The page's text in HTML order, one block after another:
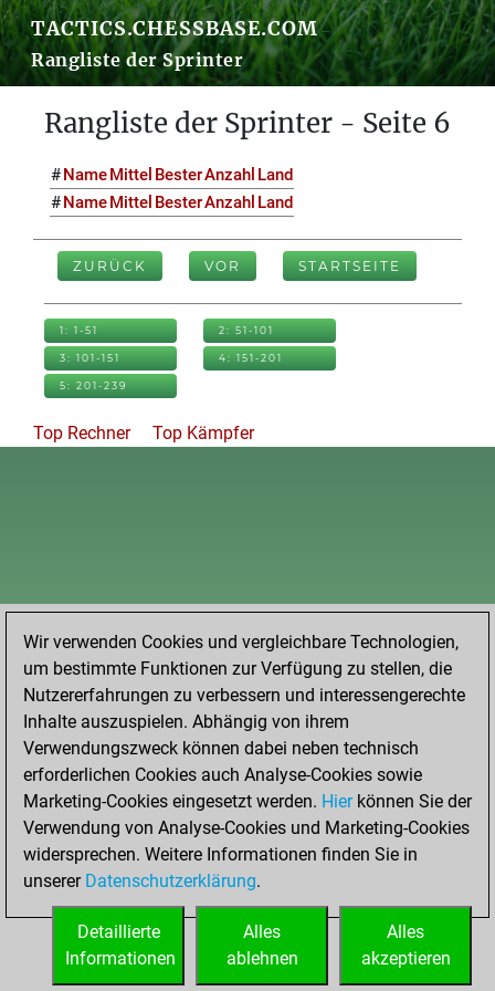
TACTICS.CHESSBASE.COM
Rangliste der Sprinter
Rangliste der Sprinter - Seite 6
#NameMittel BesterAnzahl Land
#NameMittel BesterAnzahl Land
ZURÜCK VOR STARTSEITE
1: 1-51 2: 51-101
3: 101-151 4: 151-201
5: 201-239
Top Rechner Top Kämpfer
Wir verwenden Cookies und vergleichbare Technologien,
um bestimmte Funktionen zur Verfügung zu stellen, die
Nutzererfahrungen zu verbessern und interessengerechte
Inhalte auszuspielen. Abhängig von ihrem
Verwendungszweck können dabei neben technisch
erforderlichen Cookies auch Analyse-Cookies sowie
Marketing-Cookies eingesetzt werden. Hierkönnen Sie der
Verwendung von Analyse-Cookies und Marketing-Cookies
widersprechen. Weitere Informationen finden Sie in
unserer Datenschutzerklärung.
Alles
akzeptieren
Alles
ablehnen
Detaillierte
Informationen